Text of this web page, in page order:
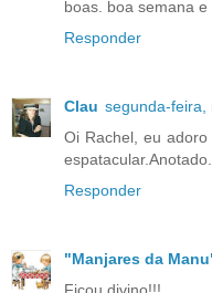
boas. boa semana e
Responder
Clau segunda-feira,
Oi Rachel, eu
Responder
"Manjares da
Ficou divino!!!